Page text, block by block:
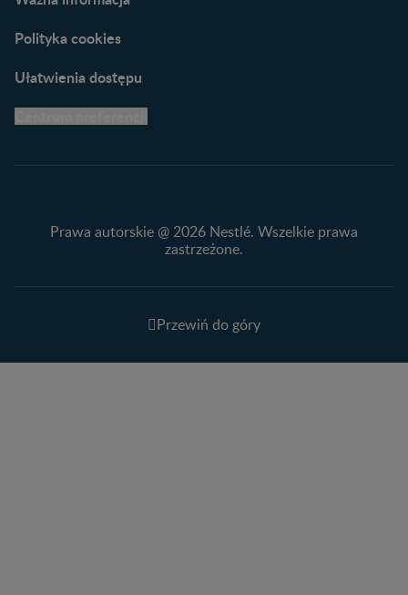
Polityka cookies
Ułatwienia dostępu
Prawa autorskie @ 2026 Nestlé. Wszelkie prawa
zastrzeżone.
Przewiń do góry